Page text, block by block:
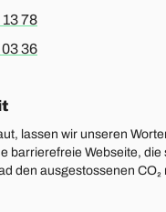
oder Englisch, bitte
78
oder Englisch,
36
lassen wir unseren
barrierefreie Webseite, die
den ausgestossenen CO₂